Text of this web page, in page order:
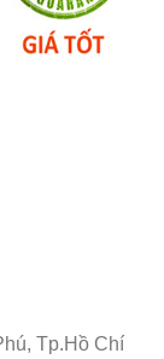
Tp.Hồ Chí